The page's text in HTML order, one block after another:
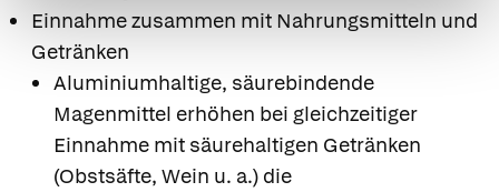
Einnahme zusammen mit Nahrungsmitteln und
Getränken
Aluminiumhaltige, säurebindende
Magenmittel erhöhen bei gleichzeitiger
Einnahme mit säurehaltigen Getränken
(Obstsäfte, Wein u. a.) die